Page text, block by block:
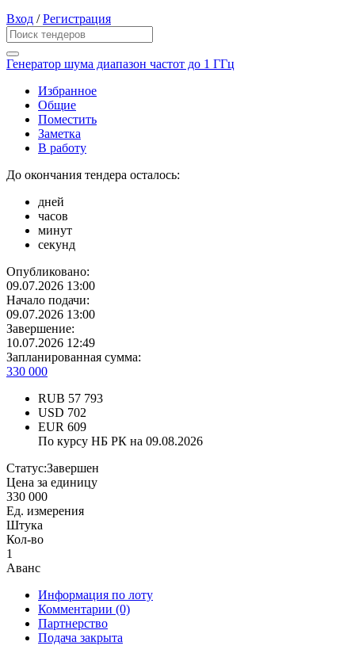
Вход /Регистрация
Генератор шума диапазон частот до 1 ГГц
Избранное
Общие
Поместить
Заметка
В работу
До окончания тендера осталось:
дней
часов
минут
секунд
Опубликовано:
09.07.2026 13:00
Начало подачи:
09.07.2026 13:00
Завершение:
10.07.2026 12:49
Запланированная сумма:
330 000
RUB 57 793
USD 702
EUR 609
По курсу НБ РК на 09.08.2026
Статус:Завершен
Цена за единицу
330 000
Ед. измерения
Штука
Кол-во
1
Аванс
Информация по лоту
Комментарии (0)
Партнерство
Подача закрыта